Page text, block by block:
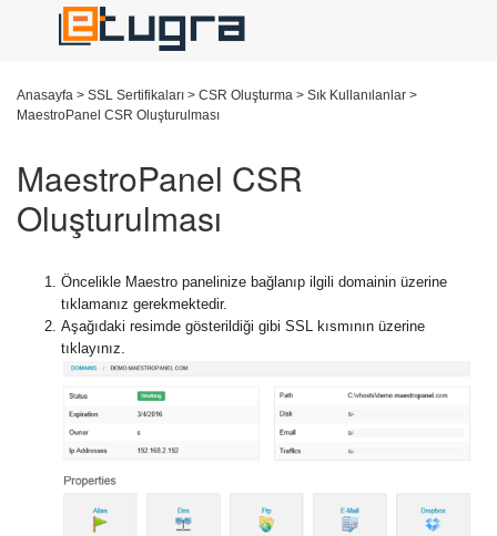
Anasayfa > SSL Sertifikaları > CSR Oluşturma > Sık Kullanılanlar >
MaestroPanel CSR Oluşturulması
MaestroPanel CSR
Oluşturulması
Öncelikle Maestro panelinize bağlanıp ilgili domainin üzerine
tıklamanız gerekmektedir.
Aşağıdaki resimde gösterildiği gibi SSL kısmının üzerine
tıklayınız.